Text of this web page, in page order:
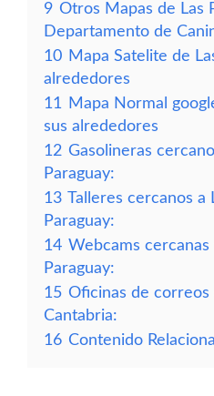
9 Otros Mapas de Las
Departamento de
10 Mapa Satelite de
alrededores
11
Mapa Normal
sus alrededores
12 Gasolineras
Paraguay:
13 Talleres cercanos a
Paraguay:
14 Webcams cercanas
Paraguay:
15 Oficinas de correos
Cantabria:
16 Contenido